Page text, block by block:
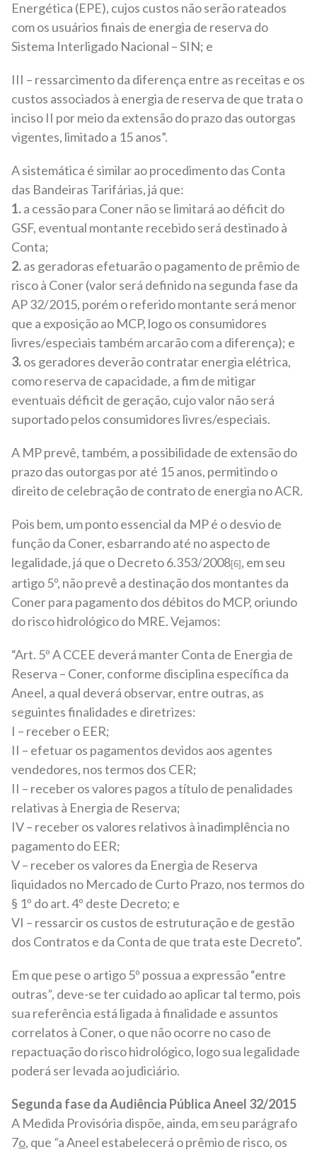
Energética (EPE), cujos custos não serão rateados
com os usuários finais de energia de reserva do
Sistema Interligado Nacional – SIN; e
III – ressarcimento da diferença entre as receitas e os
custos associados à energia de reserva de que trata o
inciso II por meio da extensão do prazo das outorgas
vigentes, limitado a 15 anos”.
A sistemática é similar ao procedimento das Conta
das Bandeiras Tarifárias, já que:
1.a cessão para Coner não se limitará ao déficit do
GSF, eventual montante recebido será destinado à
Conta;
2.as geradoras efetuarão o pagamento de prêmio de
risco à Coner (valor será definido na segunda fase da
AP 32/2015, porém o referido montante será menor
que a exposição ao MCP, logo os consumidores
livres/especiais também arcarão com a diferença); e
3.os geradores deverão contratar energia elétrica,
como reserva de capacidade, a fim de mitigar
eventuais déficit de geração, cujo valor não será
suportado pelos consumidores livres/especiais.
A MP prevê, também, a possibilidade de extensão do
prazo das outorgas por até 15 anos, permitindo o
direito de celebração de contrato de energia no ACR.
Pois bem, um ponto essencial da MP é o desvio de
função da Coner, esbarrando até no aspecto de
legalidade, já que o Decreto 6.353/2008[6] , em seu
artigo 5º, não prevê a destinação dos montantes da
Coner para pagamento dos débitos do MCP, oriundo
do risco hidrológico do MRE. Vejamos:
“Art. 5º A CCEE deverá manter Conta de Energia de
Reserva – Coner, conforme disciplina específica da
Aneel, a qual deverá observar, entre outras, as
seguintes finalidades e diretrizes:
I – receber o EER;
II – efetuar os pagamentos devidos aos agentes
vendedores, nos termos dos CER;
II – receber os valores pagos a título de penalidades
relativas à Energia de Reserva;
IV – receber os valores relativos à inadimplência no
pagamento do EER;
V – receber os valores da Energia de Reserva
liquidados no Mercado de Curto Prazo, nos termos do
§ 1º do art. 4º deste Decreto; e
VI – ressarcir os custos de estruturação e de gestão
dos Contratos e da Conta de que trata este Decreto”.
Em que pese o artigo 5º possua a expressão “entre
outras”, deve-se ter cuidado ao aplicar tal termo, pois
sua referência está ligada à finalidade e assuntos
correlatos à Coner, o que não ocorre no caso de
repactuação do risco hidrológico, logo sua legalidade
poderá ser levada ao judiciário.
Segunda fase da Audiência Pública Aneel 32/2015
A Medida Provisória dispõe, ainda, em seu parágrafo
7o, que “a Aneel estabelecerá o prêmio de risco, os